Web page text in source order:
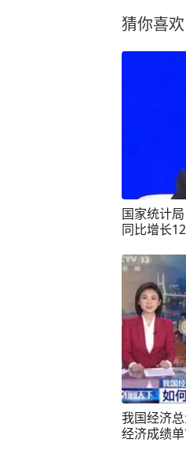
猜你喜欢
国家统计
同比增长
我国经济总量突
经济成绩单